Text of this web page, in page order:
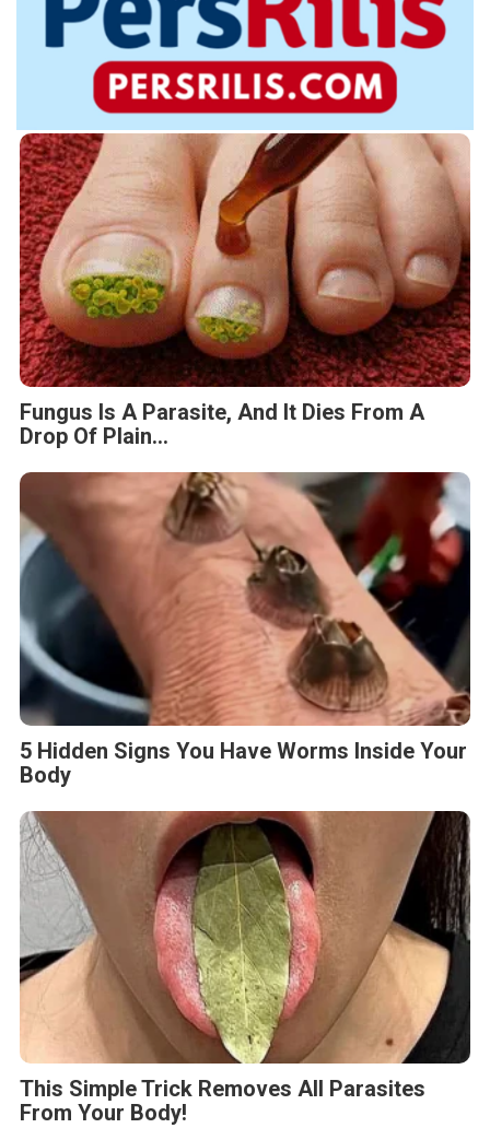
Fungus Is A Parasite, And It Dies From A
Drop Of Plain...
5 Hidden Signs You Have Worms Inside Your
Body
This Simple Trick Removes All Parasites
From Your Body!